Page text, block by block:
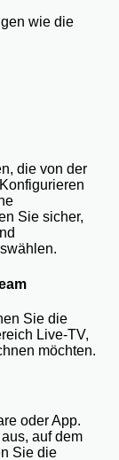
wie die
die von der
Sie sicher,
Sie die
Live-TV,
möchten.
oder App.
auf dem
Sie die